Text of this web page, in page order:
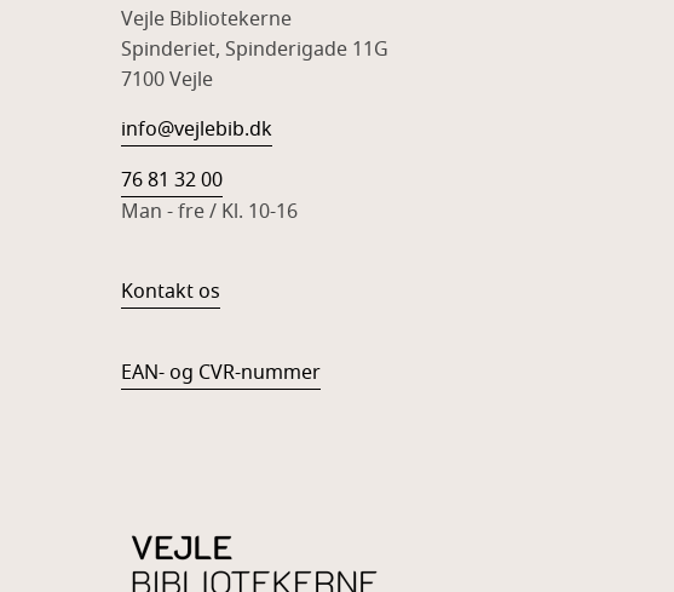
Vejle Bibliotekerne
Spinderiet, Spinderigade 11G
7100 Vejle
info@vejlebib.dk
76 81 32 00
Man - fre / Kl. 10-16
Kontakt os
EAN- og CVR-nummer